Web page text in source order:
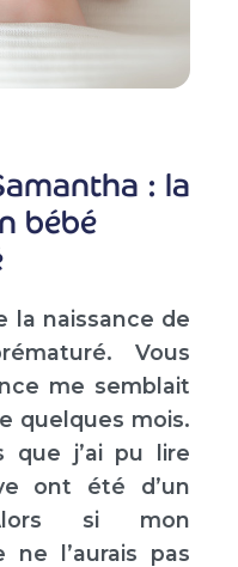
: la
bébé
la naissance de
Vous
me semblait
quelques mois.
que j’ai pu lire
ont été d’un
si mon
l’aurais pas